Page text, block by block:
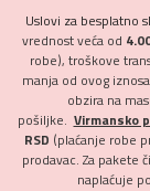
Uslovi za besplatno
vrednost veća od
robe), troškove
manja od ovog
obzira na
pošiljke. Virmansko
RSD (plaćanje robe
prodavac. Za pakete
naplaćuje